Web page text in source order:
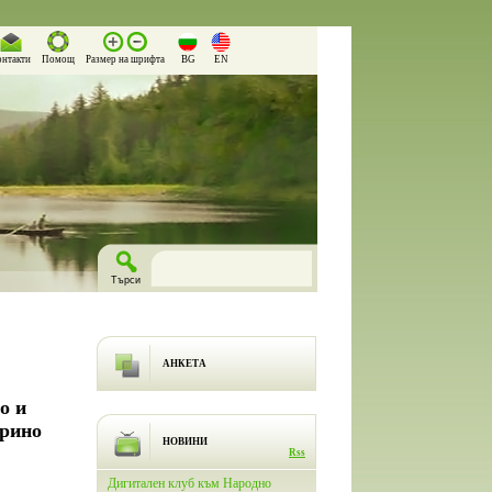
Помощ Размер на шрифта BG EN
и
АНКЕТА
НОВИНИ
Rss
Дигитален клуб към Народно